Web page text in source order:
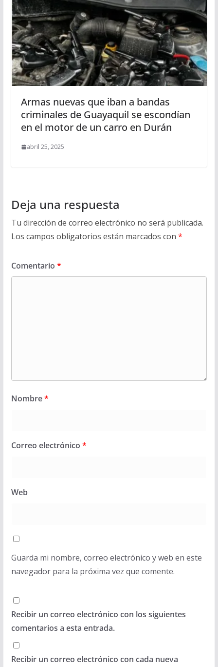
Armas nuevas que iban a bandas
criminales de Guayaquil se escondían
en el motor de un carro en Durán
abril 25, 2025
Deja una respuesta
Tu dirección de correo electrónico no será publicada.
Los campos obligatorios están marcados con *
Comentario *
Nombre*
Correo electrónico *
Web
Guarda mi nombre, correo electrónico y web en este
navegador para la próxima vez que comente.
Recibir un correo electrónico con los siguientes
comentarios a esta entrada.
Recibir un correo electrónico con cada nueva